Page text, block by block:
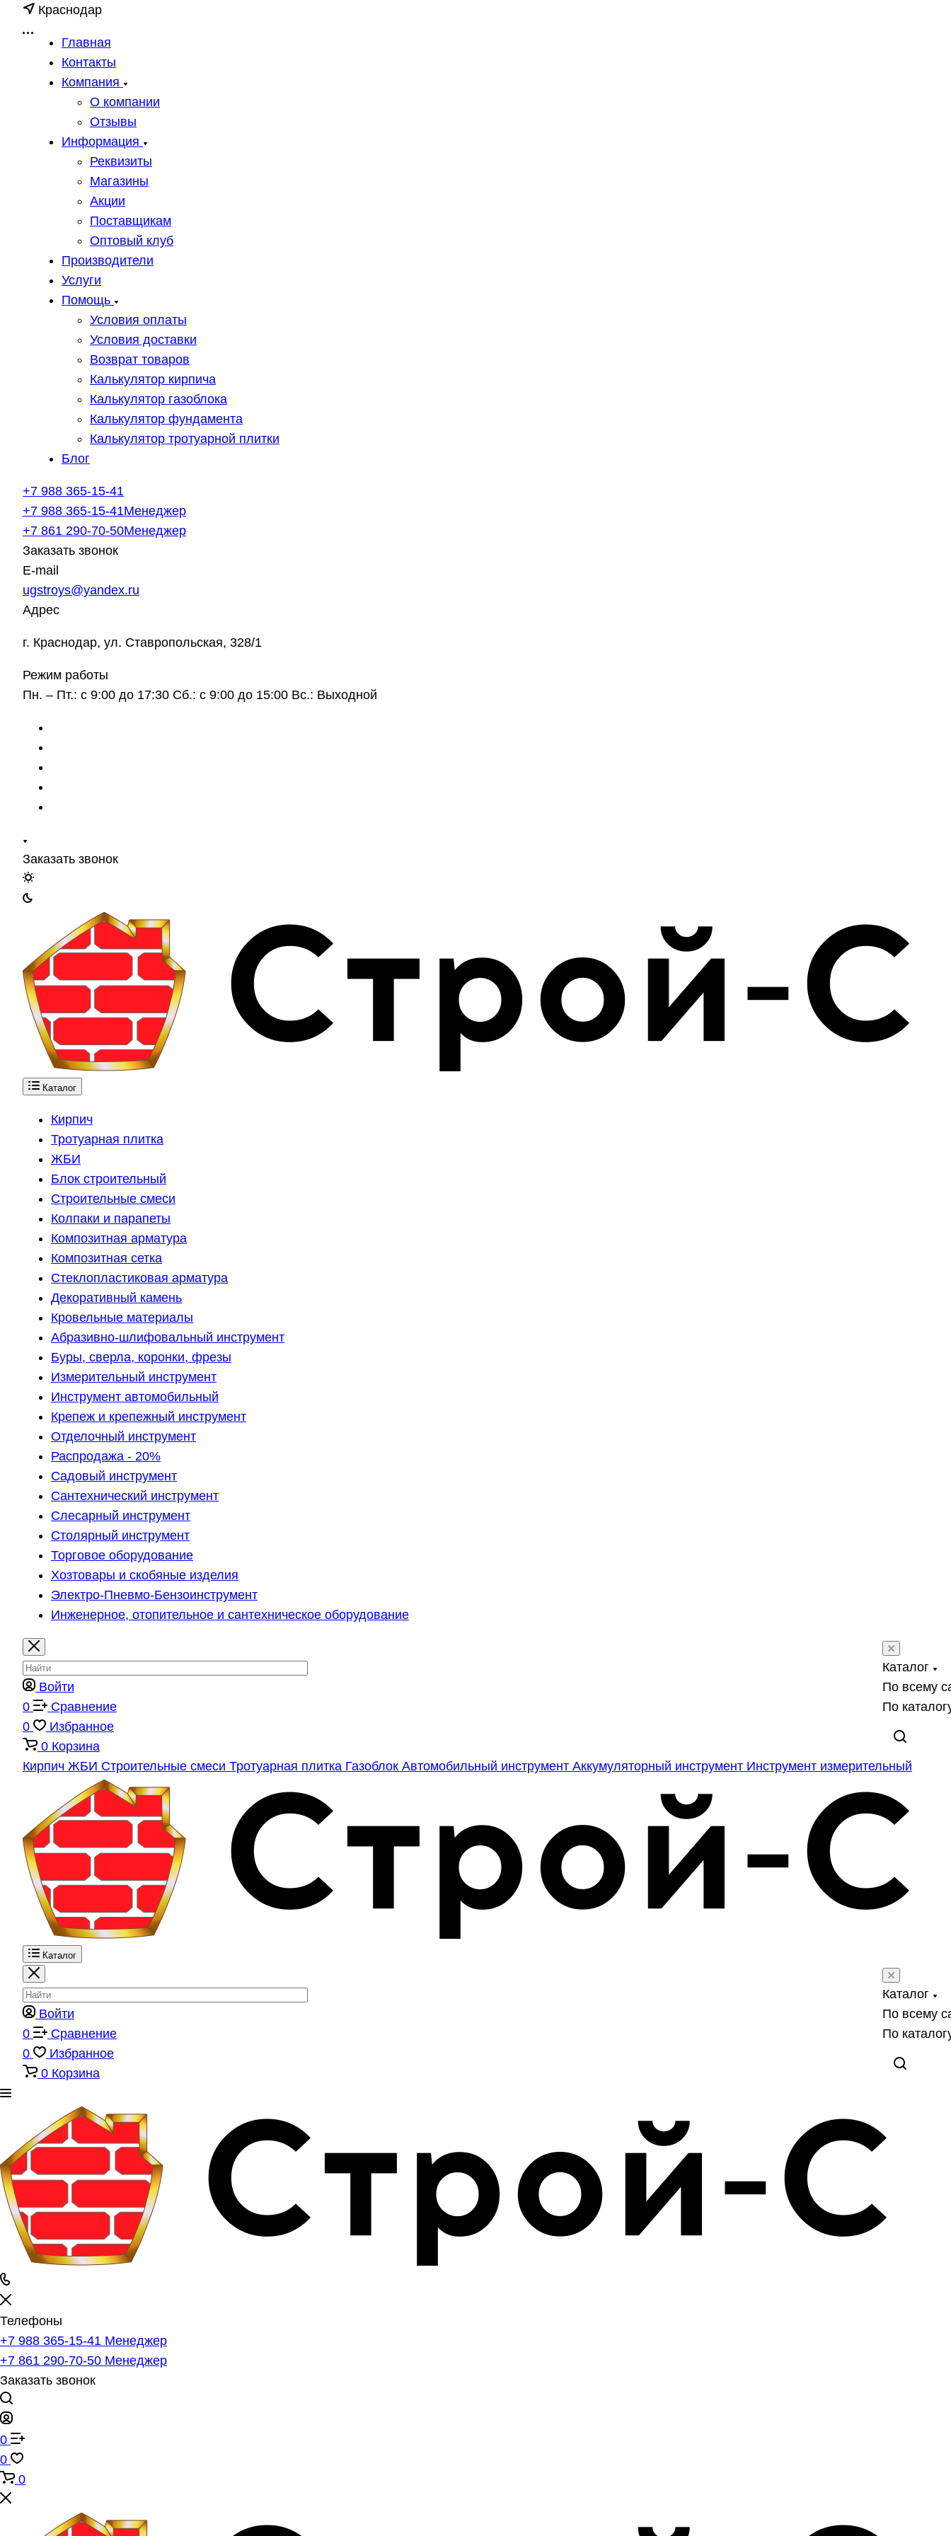
Краснодар
Главная
Контакты
Компания
О компании
Отзывы
Информация
Реквизиты
Магазины
Акции
Поставщикам
Оптовый клуб
Производители
Услуги
Помощь
Условия оплаты
Условия доставки
Возврат товаров
Калькулятор кирпича
Калькулятор газоблока
Калькулятор фундамента
Калькулятор тротуарной плитки
Блог
+7 988 365-15-41
+7 988 365-15-41Менеджер
+7 861 290-70-50Менеджер
Заказать звонок
E-mail
ugstroys@yandex.ru
Адрес
г. Краснодар, ул. Ставропольская, 328/1
Режим работы
Пн. – Пт.: с 9:00 до 17:30 Сб.: с 9:00 до 15:00 Вс.: Выходной
Заказать звонок
Каталог
Кирпич
Тротуарная плитка
ЖБИ
Блок строительный
Строительные смеси
Колпаки и парапеты
Композитная арматура
Композитная сетка
Стеклопластиковая арматура
Декоративный камень
Кровельные материалы
Абразивно-шлифовальный инструмент
Буры, сверла, коронки, фрезы
Измерительный инструмент
Инструмент автомобильный
Крепеж и крепежный инструмент
Отделочный инструмент
Распродажа - 20%
Садовый инструмент
Сантехнический инструмент
Слесарный инструмент
Столярный инструмент
Торговое оборудование
Хозтовары и скобяные изделия
Электро-Пневмо-Бензоинструмент
Инженерное, отопительное и сантехническое оборудование
Каталог
По всему
По
Войти
0
Сравнение
0
Избранное
0 Корзина
Кирпич ЖБИ Строительные смеси Тротуарная плитка Газоблок Автомобильный инструмент Аккумуляторный инструмент Инструмент измерительный
Каталог
Каталог
По всему
По
Войти
0
Сравнение
0
Избранное
0 Корзина
Телефоны
+7 988 365-15-41 Менеджер
+7 861 290-70-50 Менеджер
Заказать звонок
0
0
0